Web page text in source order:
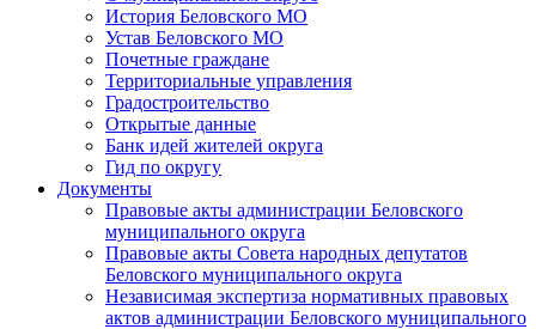
История Беловского МО
Устав Беловского МО
Почетные граждане
Территориальные управления
Градостроительство
Открытые данные
Банк идей жителей округа
Гид по округу
Документы
Правовые акты администрации Беловского
муниципального округа
Правовые акты Совета народных депутатов
Беловского муниципального округа
Независимая экспертиза нормативных правовых
актов администрации Беловского муниципального